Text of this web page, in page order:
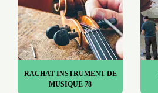
RACHAT INSTRUMENT DE
MUSIQUE 78